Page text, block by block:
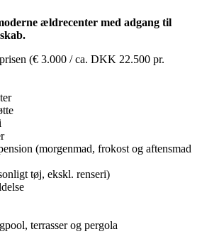
ældrecenter med adgang til
(€ 3.000 / ca. DKK 22.500 pr.
(morgenmad, frokost og aftensmad
tøj, ekskl. renseri)
terrasser og pergola